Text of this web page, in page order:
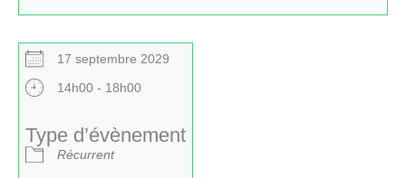
17 septembre 2029
14h00 - 18h00
Type d’évènement
Récurrent